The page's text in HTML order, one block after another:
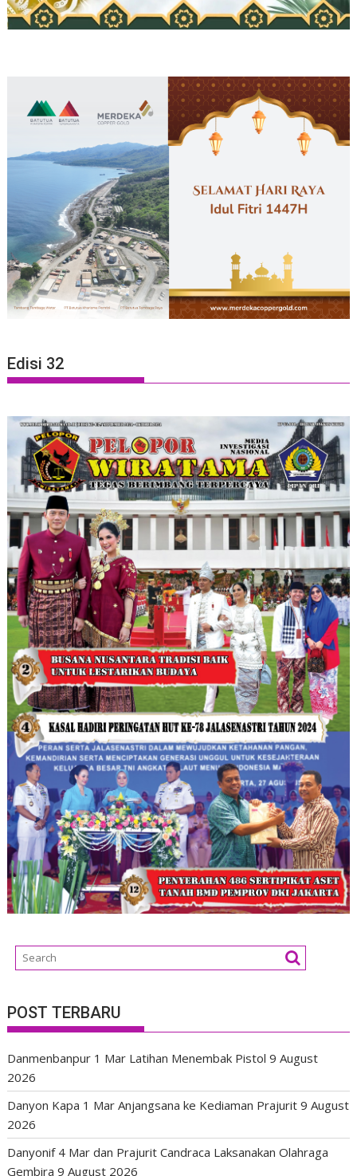
Edisi 32
POST TERBARU
Danmenbanpur 1 Mar Latihan Menembak Pistol 9 August
2026
Danyon Kapa 1 Mar Anjangsana ke Kediaman Prajurit 9 August
2026
Danyonif 4 Mar dan Prajurit Candraca Laksanakan Olahraga
Gembira 9 August 2026